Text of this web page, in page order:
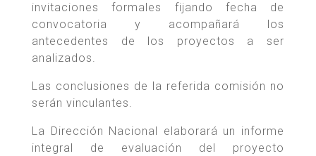
invitaciones formales fijando fecha de
convocatoria y acompañará los
antecedentes de los proyectos a ser
analizados.
Las conclusiones de la referida comisión no
serán vinculantes.
La Dirección Nacional elaborará un informe
integral de evaluación del proyecto